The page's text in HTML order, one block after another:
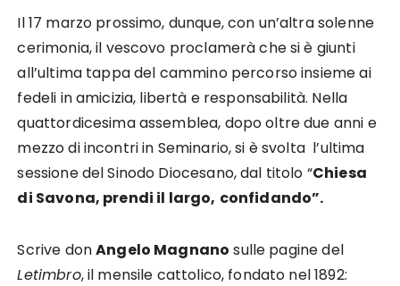
Il 17 marzo prossimo, dunque, con un’altra solenne
cerimonia, il vescovo proclamerà che si è giunti
all’ultima tappa del cammino percorso insieme ai
fedeli in amicizia, libertà e responsabilità. Nella
quattordicesima assemblea, dopo oltre due anni e
mezzo di incontri in Seminario, si è svolta l’ultima
sessione del Sinodo Diocesano, dal titolo “Chiesa
di Savona, prendi il largo, confidando”.
Scrive donAngelo Magnano sulle pagine del
Letimbro, il mensile cattolico, fondato nel 1892: